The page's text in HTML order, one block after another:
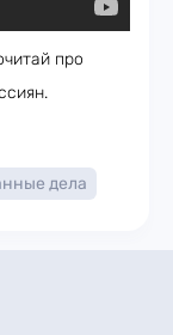
про
дела